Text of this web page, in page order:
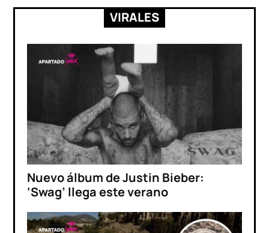
VIRALES
Nuevo álbum de Justin Bieber:
‘Swag’ llega este verano